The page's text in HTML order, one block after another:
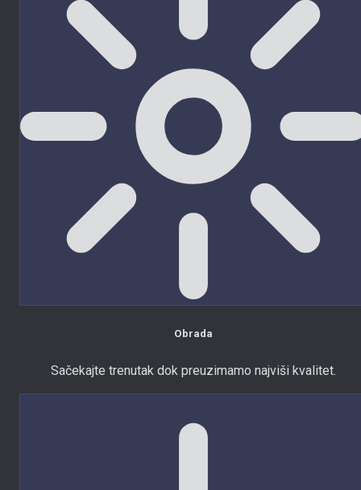
Obrada
Sačekajte trenutak dok preuzimamo najviši kvalitet.